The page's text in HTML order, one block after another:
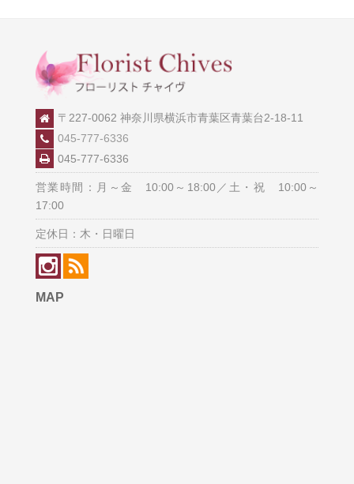
〒227-0062 神奈川県横浜市青葉区青葉台2-18-11
045-777-6336
045-777-6336
営業時間：月～金 10:00～18:00／土・祝 10:00～
17:00
定休日：木・日曜日
MAP